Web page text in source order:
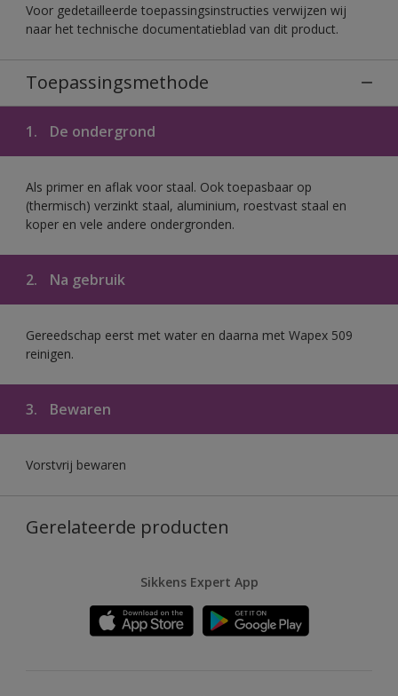
Voor gedetailleerde toepassingsinstructies verwijzen wij
naar het technische documentatieblad van dit product.
Toepassingsmethode
1. De ondergrond
Als primer en aflak voor staal. Ook toepasbaar op
(thermisch) verzinkt staal, aluminium, roestvast staal en
koper en vele andere ondergronden.
2. Na gebruik
Gereedschap eerst met water en daarna met Wapex 509
reinigen.
3. Bewaren
Vorstvrij bewaren
Gerelateerde producten
Sikkens Expert App